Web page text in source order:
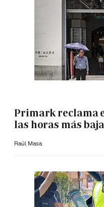
Primark reclama
las horas más
Raúl Masa